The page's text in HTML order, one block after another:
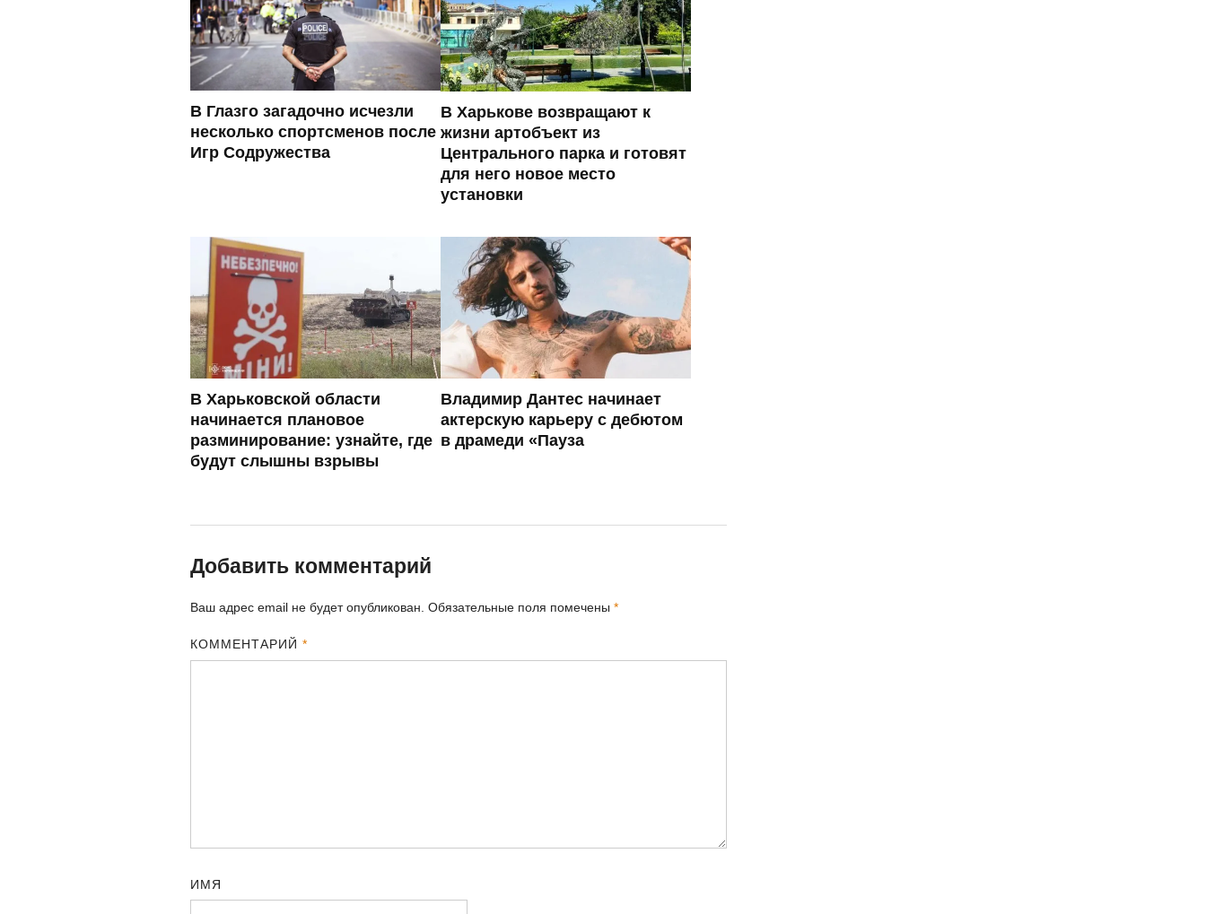
В Глазго загадочно исчезли
несколько спортсменов после
Игр Содружества
В Харькове возвращают к
жизни артобъект из
Центрального парка и готовят
для него новое место
установки
В Харьковской области
начинается плановое
разминирование: узнайте, где
будут слышны взрывы
Владимир Дантес начинает
актерскую карьеру с дебютом
в драмеди «Пауза
Добавить комментарий
Ваш адрес email не будет опубликован. Обязательные поля помечены *
КОММЕНТАРИЙ*
ИМЯ